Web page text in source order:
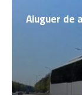
Aluguer de